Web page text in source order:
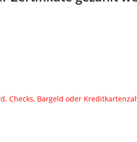
Bargeld oder